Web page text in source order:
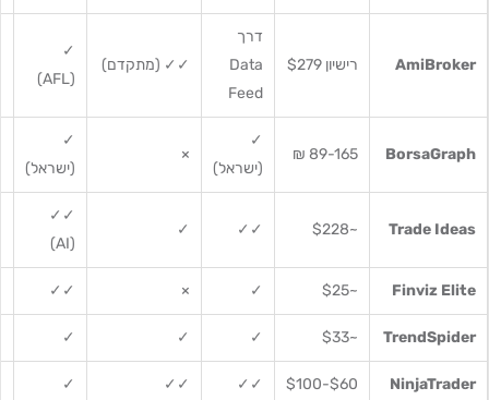
AmiBroker רישיון $279
דרך
Data
Feed
✓✓ (מתקדם)
✓
(AFL)
BorsaGraph
89-165 ₪
✓
(ישראל)
×
✓
(ישראל)
Trade Ideas
~$228
✓✓
✓
✓✓
(AI)
Finviz Elite
~$25
✓
×
✓✓
TrendSpider
~$33
✓
✓
✓
NinjaTrader
$60-$100
✓✓
✓✓
✓